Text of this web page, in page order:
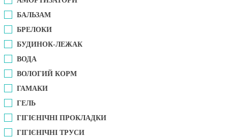
БАЛЬЗАМ
БРЕЛОКИ
БУДИНОК-ЛЕЖАК
ВОДА
ВОЛОГИЙ КОРМ
ГАМАКИ
ГЕЛЬ
ГІГІЄНІЧНІ ПРОКЛАДКИ
ГІГІЄНІЧНІ ТРУСИ